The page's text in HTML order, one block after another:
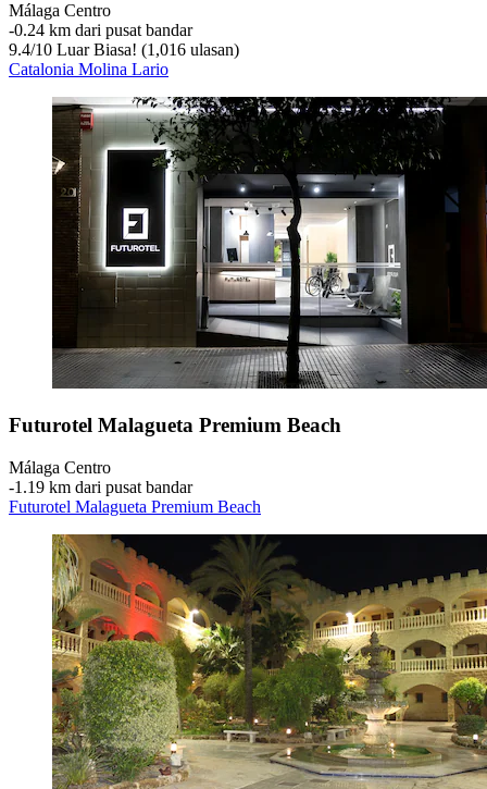
Málaga Centro
‐0.24 km dari pusat bandar
9.4/10 Luar Biasa! (1,016 ulasan)
Catalonia Molina Lario
Futurotel Malagueta Premium Beach
Málaga Centro
‐1.19 km dari pusat bandar
Futurotel Malagueta Premium Beach